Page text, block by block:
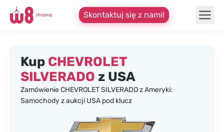
Skontaktuj się z nami!
Kup CHEVROLET
SILVERADO z USA
Zamówienie CHEVROLET SILVERADO z Ameryki:
Samochody z aukcji USA pod klucz